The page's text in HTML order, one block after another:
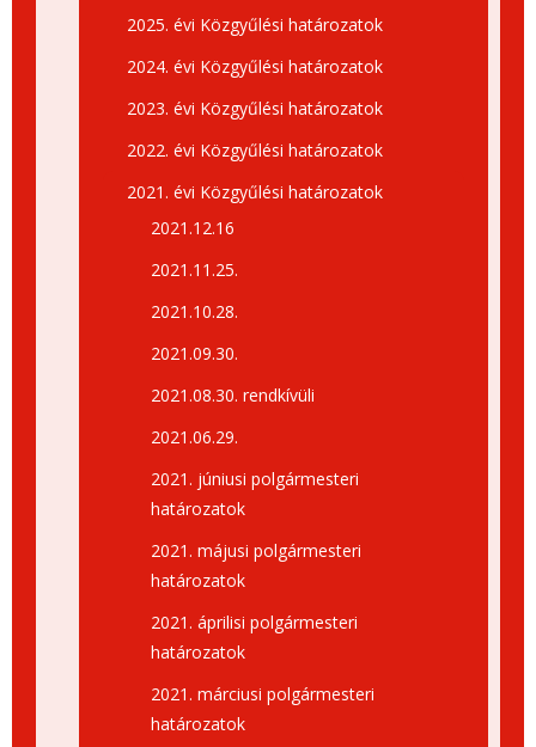
2025. évi Közgyűlési határozatok
2024. évi Közgyűlési határozatok
2023. évi Közgyűlési határozatok
2022. évi Közgyűlési határozatok
2021. évi Közgyűlési határozatok
2021.12.16
2021.11.25.
2021.10.28.
2021.09.30.
2021.08.30. rendkívüli
2021.06.29.
2021. júniusi polgármesteri
határozatok
2021. májusi polgármesteri
határozatok
2021. áprilisi polgármesteri
határozatok
2021. márciusi polgármesteri
határozatok